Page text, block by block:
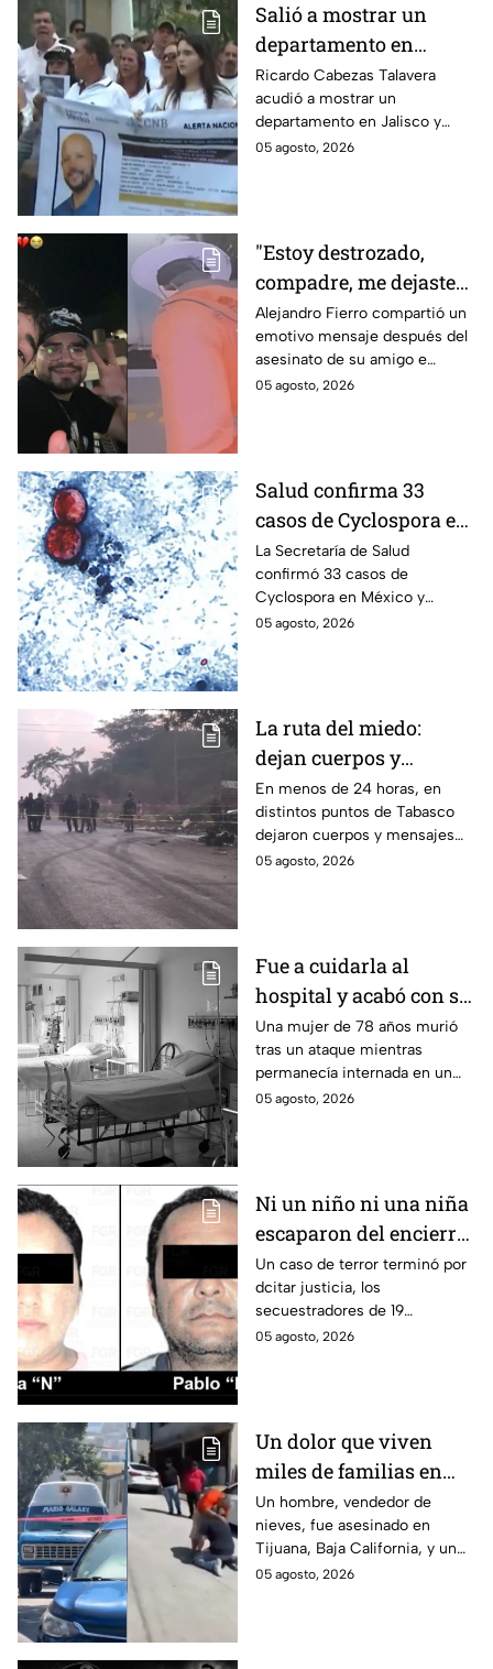
Salió a mostrar un
departamento en
Zapopan y no volvió a
casa: Buscan a Ricardo
Cabezas Talavera en
Jalisco
Ricardo Cabezas Talavera
acudió a mostrar un
departamento en Jalisco y
después desapareció;
05 agosto, 2026
"Estoy destrozado,
compadre, me dejaste":
Así reaccionó
Alejandro Fierro al
asesinato del
influencer César
Alejandro Fierro compartió un
emotivo mensaje después del
asesinato de su amigo e
influencer César Gastélum;
05 agosto, 2026
Salud confirma 33
casos de Cyclospora en
México: ¿en qué estado
se reportan los brotes
de diarrea explosiva?
La Secretaría de Salud
confirmó 33 casos de
Cyclospora en México y
mantiene investigaciones en
05 agosto, 2026
La ruta del miedo:
dejan cuerpos y
mensajes criminales
en carreteras de
Tabasco en un solo día
En menos de 24 horas, en
distintos puntos de Tabasco
dejaron cuerpos y mensajes
criminales en varias carreteras
05 agosto, 2026
Fue a cuidarla al
hospital y acabó con su
vida: Hombre habría
asfixiado a su suegra
mientras estaba
internada en Veracruz
Una mujer de 78 años murió
tras un ataque mientras
permanecía internada en un
hospital de Veracruz;
05 agosto, 2026
Ni un niño ni una niña
escaparon del encierro:
así cayó la pareja que
retenía a 19 migrantes
en Puebla
Un caso de terror terminó por
dcitar justicia, los
secuestradores de 19
migrantes recibieron una
05 agosto, 2026
Un dolor que viven
miles de familias en
México: Así se
enteraron los
familiares de un
vendedor de nieves de
Un hombre, vendedor de
nieves, fue asesinado en
Tijuana, Baja California, y un
reportero captó el momento
05 agosto, 2026